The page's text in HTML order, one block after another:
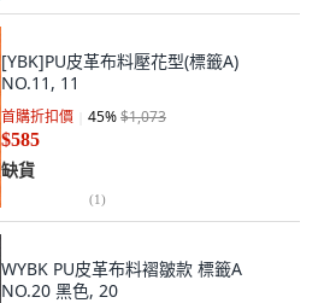
[YBK]PU皮革布料壓花型(標籤A)
NO.11, 11
首購折扣價 45%$1,073
$585
缺貨
(1)
WYBK PU皮革布料褶皺款 標籤A
NO.20 黑色, 20